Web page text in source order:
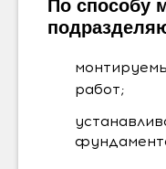
По способу
работ;